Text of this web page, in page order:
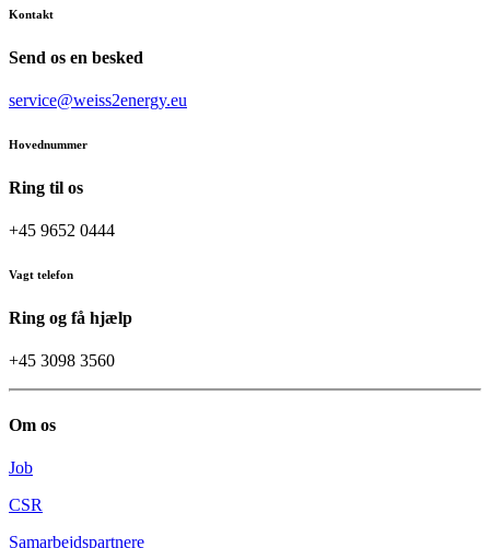
Kontakt
Send os en besked
service@weiss2energy.eu
Hovednummer
Ring til os
+45 9652 0444
Vagt telefon
Ring og få hjælp
+45 3098 3560
Om os
Job
CSR
Samarbejdspartnere